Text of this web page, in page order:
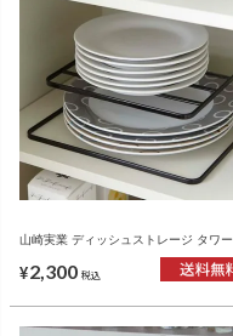
山崎実業 ディッシュストレージ タワー
¥2,300 税込